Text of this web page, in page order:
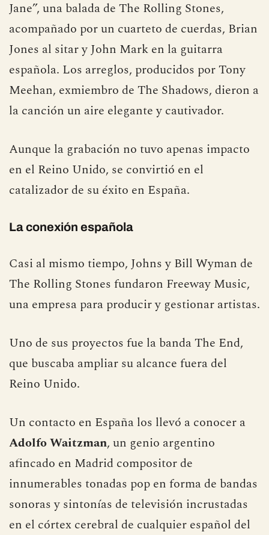
Jane”, una balada de The Rolling Stones,
acompañado por un cuarteto de cuerdas, Brian
Jones al sitar y John Mark en la guitarra
española. Los arreglos, producidos por Tony
Meehan, exmiembro de The Shadows, dieron a
la canción un aire elegante y cautivador.
Aunque la grabación no tuvo apenas impacto
en el Reino Unido, se convirtió en el
catalizador de su éxito en España.
La conexión española
Casi al mismo tiempo, Johns y Bill Wyman de
The Rolling Stones fundaron Freeway Music,
una empresa para producir y gestionar artistas.
Uno de sus proyectos fue la banda The End,
que buscaba ampliar su alcance fuera del
Reino Unido.
Un contacto en España los llevó a conocer a
Adolfo Waitzman, un genio argentino
afincado en Madrid compositor de
innumerables tonadas pop en forma de bandas
sonoras y sintonías de televisión incrustadas
en el córtex cerebral de cualquier español del